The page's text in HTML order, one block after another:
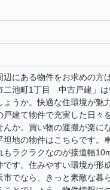
辺にある物件をお求めの方
二池町1丁目 中古戸建」
ょうか。快適な住環境が魅
戸建て物件で充実した日々
んか。買い物の運搬が楽に
坦地の物件はこちらです。
もラクラクなのが接道幅
です。住みやすい環境が形
市でなら、きっと素敵な暮